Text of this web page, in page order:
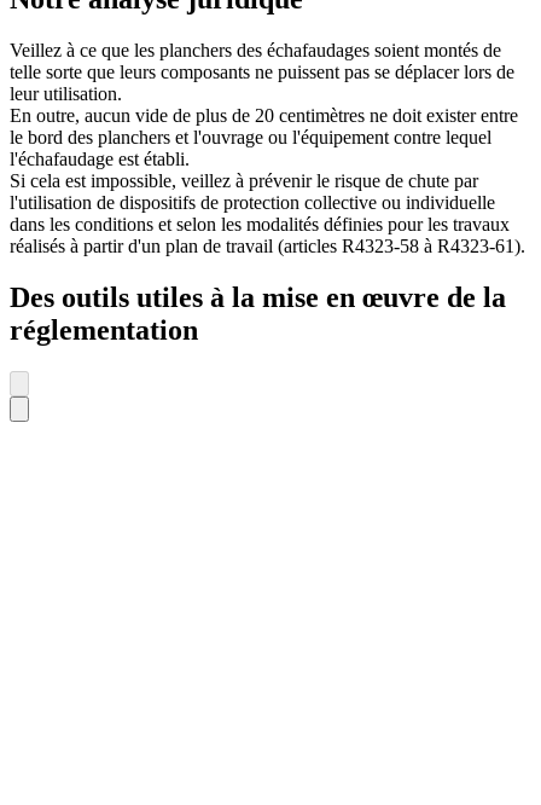
Veillez à ce que les planchers des échafaudages soient montés de
telle sorte que leurs composants ne puissent pas se déplacer lors de
leur utilisation.
En outre, aucun vide de plus de 20 centimètres ne doit exister entre
le bord des planchers et l'ouvrage ou l'équipement contre lequel
l'échafaudage est établi.
Si cela est impossible, veillez à prévenir le risque de chute par
l'utilisation de dispositifs de protection collective ou individuelle
dans les conditions et selon les modalités définies pour les travaux
réalisés à partir d'un plan de travail (articles R4323-58 à R4323-61).
Des outils utiles à la mise en œuvre de la
réglementation